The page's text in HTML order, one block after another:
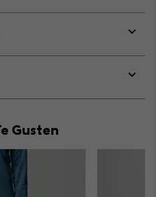
or
or
or
Gusten